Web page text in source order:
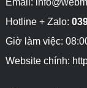
Hotline + Zalo:
Giờ làm việc:
Website chính: